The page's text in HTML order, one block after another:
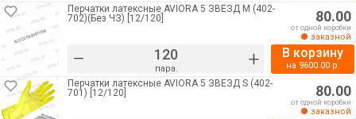
Перчатки латексные AVIORA 5 ЗВЁЗД M (402-
702)(Без ЧЗ) [12/120]
– пара. +
80.00
от одной коробки
заказной
В корзину
на 9600.00р.
Перчатки латексные AVIORA 5 ЗВЁЗД S (402-
701) [12/120]
80.00
от одной коробки
заказной